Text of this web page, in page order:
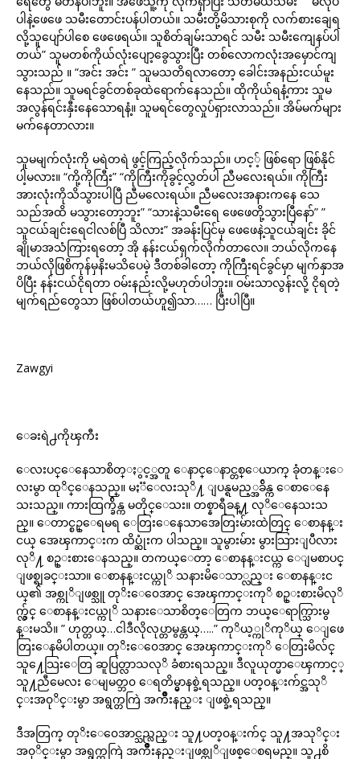
ပါနဲ့ဖေဖေ သမီးတောင်းပန်ပါတယ်။ သမီးတို့မိသားစုကို လက်စားချေရ
လို့သူပျော်ပါစေ ဖေဖေရယ်။ သူစိတ်ချမ်းသာရင် သမီး သမီးကျေနပ်ပါ
တယ်” သူမတစ်ကိုယ်လုံးပျော့ခွေသွားပြီး တစ်လောကလုံးအမှောင်ကျ
သွားသည် ။ “အင်း အင်း ” သူမသတိရလာတော့ ခေါင်းအနည်းငယ်မူး
နေသည်။ သူမရင်ခွင်တစ်ခုထဲရောက်နေသည်။ ထိုကိုယ်ရနံ့ကား သူမ
အလွန်ရင်းနှီးနေသောရနံ့။ သူမရင်တွေလှုပ်ရှားလာသည်။ အိမ်မက်များ
မက်နေတာလား။
သူမမျက်လုံးကို မရဲတရဲ ဖွင့်ကြည့်လိုက်သည်။ ဟင့့် ဖြစ်ရော ဖြစ်နိုင်
ပါ့မလား။ “ကို့ကိုကြီး” “ကိုကြီးကိုခွင့်လွှတ်ပါ ညီမလေးရယ်။ ကိုကြီး
အားလုံးကိုသိသွားပါပြီ ညီမလေးရယ်။ ညီမလေးအနားကနေ သေ
သည်အထိ မသွားတော့ဘူး” “သားနဲ့သမီးရေ ဖေဖေတို့သွားပြီနော်” ”
သူငယ်ချင်းရေငါလစ်ပြီ သိလား” အခန်းပြင်မှ ဖေဖေနဲ့သူငယ်ချင်း ခိုင်
ချိုမာအသံကြားရတော့ အို နန်းငယ်ရှက်လိုက်တာလေ။ ဘယ်လိုကနေ
ဘယ်လိုဖြစိကုန်မှနိးမသိပေမဲ့ ဒီတစ်ခါတော့ ကိုကြီးရင်ခွင်မှာ မျက်နှာအ
ပိပြီး နန်းငယ်ငိုရတာ ဝမ်းနည်းလို့မဟုတ်ပါဘူး။ ဝမ်းသာလွန်းလို့ ငိုရတဲ့
မျက်ရည်တွေသာ ဖြစ်ပါတယ်ဟူ၍သာ…… ပြီးပါပြီ။
Zawgyi
ေခးရဲ႕ကိုၾကီး
ေလးပင္ေနေသာစိတ္ႏွင့္အတူ ေနာင္ေနာင္တစ္ေယာက္ ခုံတန္းေ
လးမွာ ထုိင္ေနသည္။ မႏၱေလးသုိ႔ ျပန္ရမည့္အခ်ိန္က ေစာေနေ
သးသည္။ ကားထြက္ခ်ိန္က မတိုင္ေသး။ တစ္နာရီခန္႔ လုိေနေသးသ
ည္။ ေတာင္စဥ္ေရမရ ေတြးေနေသာအေတြးမ်ားထဲတြင္ ေစာနန္း
ငယ္ အေၾကာင္းက ထိပ္ဆုံးက ပါသည္။ သူမွားမ်ား မွားသြားျပီလား
လုိ႔ စဥ္းစားေနသည္။ တကယ္ေတာ့ ေစာနန္းငယ္က ေျမစာပင္
ျဖစ္ရျခင္းသာ။ ေစာနန္းငယ္ကုိ သနားမိေသာ္လည္း ေစာနန္းင
ယ္၏ အစ္ကုိျဖစ္သူ တုိးေ၀ေအာင္ အေၾကာင္းကုိ စဥ္းစားမိလုိ
က္လ်ွင္ ေစာနန္းငယ္ကုိ သနားေသာစိတ္ေတြက ဘယ္ေရာက္သြားမွ
န္းမသိ။ ” ဟုတ္တယ္…ငါဒီလိုလုပ္တာမွန္တယ္…..” ကုိယ့္ကုိကုိယ္ ေျဖေ
တြးေနမိပါတယ္။ တုိးေ၀ေအာင္ အေၾကာင္းကုိ ေတြးမိလ်င္
သူ႔ေသြးေတြ ဆူပြတ္လာသလုိ ခံစားရသည္။ ဒီလူယုတ္မာေၾကာင့္
သူ႔ညီမေလး ေမျမတ္ဘ၀ ေရတိမ္မွာနစ္ခဲ့ရသည္။ ပတ္၀န္းက်င္အသုိ
င္းအ၀ုိင္းမွာ အရွက္တကြဲ အက်ဳိးနည္း ျဖစ္ခဲ့ရသည္။
ဒီအတြက္ တုိးေ၀ေအာင္သည္လည္း သူ႔ပတ္၀န္းက်င္ သူ႔အသုိင္း
အ၀ုိင္းမွာ အရွက္တကြဲ အက်ဳိးနည္းျဖစ္ကုိျဖစ္ေစရမည္။ သူ႕စိ